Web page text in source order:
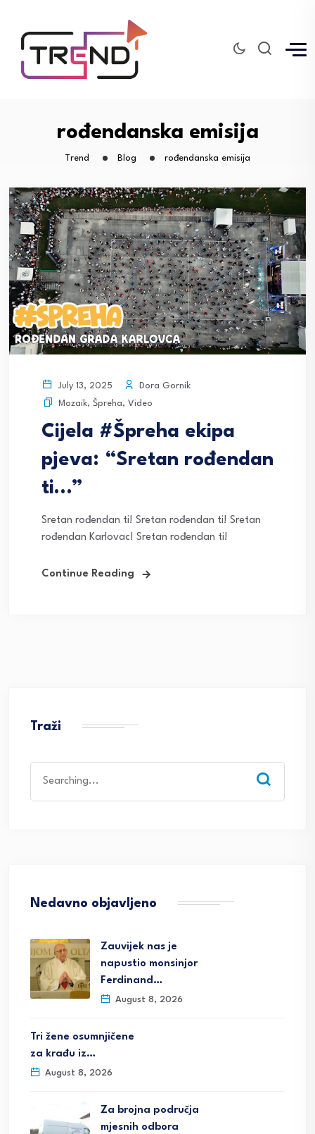
rođendanska emisija
Trend Blog rođendanska emisija
July 13, 2025
Dora Gornik
Mozaik, Špreha, Video
Cijela #Špreha ekipa
pjeva: “Sretan rođendan
ti…”
Sretan rođendan ti! Sretan rođendan ti! Sretan
rođendan Karlovac! Sretan rođendan ti!
Continue Reading
Traži
for:
Nedavno objavljeno
Zauvijek nas je
napustio monsinjor
Ferdinand…
August 8, 2026
Tri žene osumnjičene
za krađu iz…
August 8, 2026
Za brojna područja
mjesnih odbora